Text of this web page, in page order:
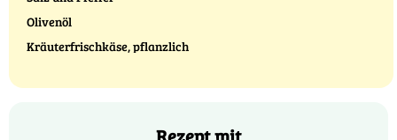
Olivenöl
Kräuterfrischkäse, pflanzlich